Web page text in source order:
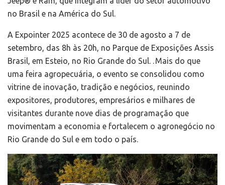
no Brasil e na América do Sul.
A Expointer 2025 acontece de 30 de agosto a 7 de
setembro, das 8h às 20h, no Parque de Exposições Assis
Brasil, em Esteio, no Rio Grande do Sul. . Mais do que
uma feira agropecuária, o evento se consolidou como
vitrine de inovação, tradição e negócios, reunindo
expositores, produtores, empresários e milhares de
visitantes durante nove dias de programação que
movimentam a economia e fortalecem o agronegócio no
Rio Grande do Sul e em todo o país.